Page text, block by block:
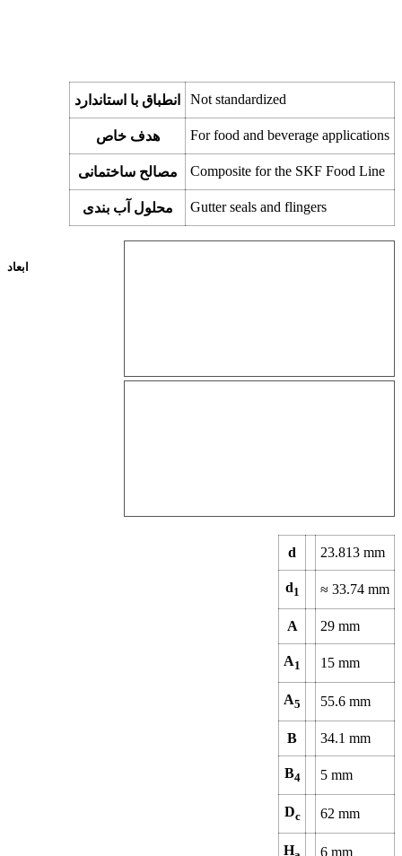
انطباق با استاندارد Not standardized
هدف خاص For food and beverage applications
مصالح ساختمانی Composite for the SKF Food Line
محلول آب بندی Gutter seals and flingers
ابعاد
d 23.813 mm
d1 ≈ 33.74 mm
A 29 mm
A1 15 mm
A5 55.6 mm
B 34.1 mm
B4 5 mm
Dc 62 mm
H 6 mm